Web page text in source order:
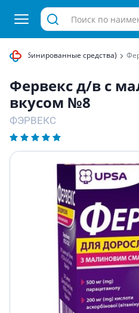
(комбинированные средства)
Фервекс д/в с
вкусом №8
ФЭРВЕКС